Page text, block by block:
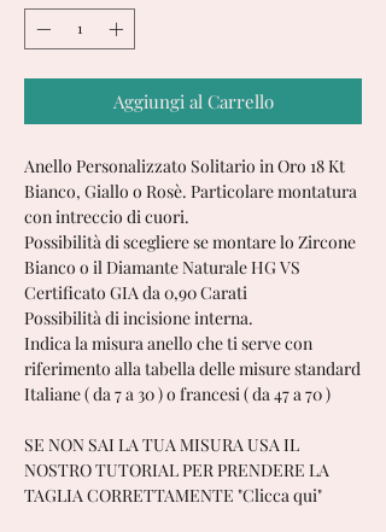
Aggiungi al Carrello
Anello Personalizzato Solitario in Oro 18 Kt
Bianco, Giallo o Rosè. Particolare montatura
con intreccio di cuori.
Possibilità di scegliere se montare lo Zircone
Bianco o il Diamante Naturale HG VS
Certificato GIA da 0,90 Carati
Possibilità di incisione interna.
Indica la misura anello che ti serve con
riferimento alla tabella delle misure standard
Italiane ( da 7 a 30 ) o francesi ( da 47 a 70 )
SE NON SAI LA TUA MISURA USA IL
NOSTRO TUTORIAL PER PRENDERE LA
TAGLIA CORRETTAMENTE "Clicca qui"